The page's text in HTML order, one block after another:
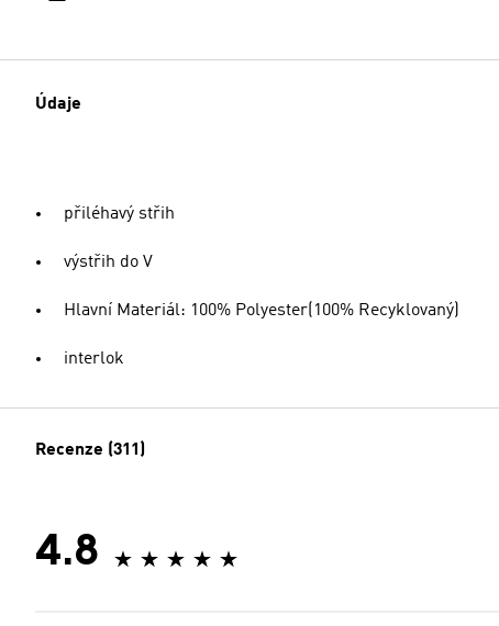
Údaje
přiléhavý střih
výstřih do V
Hlavní Materiál: 100% Polyester(100% Recyklovaný)
interlok
Recenze (311)
4.8